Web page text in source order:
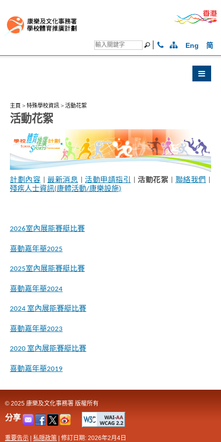
Eng 简
主頁 > 特殊學校資訊 > 活動花絮
活動花絮
計劃內容 |最新消息 |活動申請指引 |活動花絮 聯絡我們
殘疾人士資訊(康體活動/康樂設施)
2026室內展能賽艇比賽
喜動嘉年華2025
2025室內展能賽艇比賽
喜動嘉年華2024
2024 室內展能賽艇比賽
喜動嘉年華2023
2020 室內展能賽艇比賽
喜動嘉年華2019
© 2025 康樂及文化事務署 版權所有
分享
重要告示 私隠政策 修訂日期: 2026年2月4日